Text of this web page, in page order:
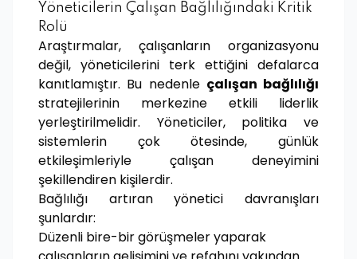
Yöneticilerin Çalışan Bağlılığındaki Kritik
Rolü
Araştırmalar, çalışanların organizasyonu
değil, yöneticilerini terk ettiğini defalarca
kanıtlamıştır. Bu nedenle çalışan bağlılığı
stratejilerinin merkezine etkili liderlik
yerleştirilmelidir. Yöneticiler, politika ve
sistemlerin çok ötesinde, günlük
etkileşimleriyle çalışan deneyimini
şekillendiren kişilerdir.
Bağlılığı artıran yönetici davranışları
şunlardır:
Düzenli bire-bir görüşmeler yaparak